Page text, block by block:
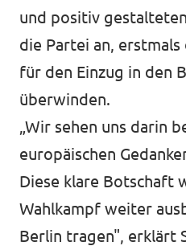
und positiv
die Partei an,
für den Einzug in den
überwinden.
„Wir sehen uns darin
europäischen
Diese klare Botschaft
Wahlkampf weiter
Berlin tragen", erklärt